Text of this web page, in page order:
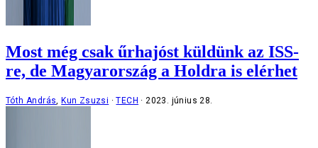
Most még csak űrhajóst küldünk az ISS-
re, de Magyarország a Holdra is elérhet
Tóth András Kun Zsuzsi TECH 2023. június 28.